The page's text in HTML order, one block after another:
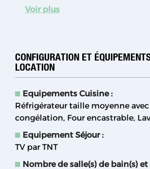
Voir plus
CONFIGURATION ET
LOCATION
Equipements Cuisine:
Réfrigérateur taille moyenne
congélation Four encastrable
Equipement Séjour:
TV par TNT
Nombre de salle(s) de bain(s) et